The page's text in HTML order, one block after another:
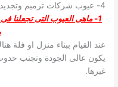
4- عيوب شركات ترميم وتجديد منازل وفلل بالقطيف.
1- ماهى العيوب التى تجعلنا
عند القيام ببناء منزل او فلة
يكون عالى الجودة وتجنب
غيرها.